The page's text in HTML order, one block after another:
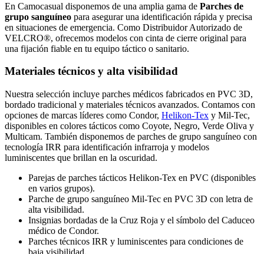
En Camocasual disponemos de una amplia gama de Parches de
grupo sanguíneo para asegurar una identificación rápida y precisa
en situaciones de emergencia. Como Distribuidor Autorizado de
VELCRO®, ofrecemos modelos con cinta de cierre original para
una fijación fiable en tu equipo táctico o sanitario.
Materiales técnicos y alta visibilidad
Nuestra selección incluye parches médicos fabricados en PVC 3D,
bordado tradicional y materiales técnicos avanzados. Contamos con
opciones de marcas líderes como Condor, Helikon-Tex y Mil-Tec,
disponibles en colores tácticos como Coyote, Negro, Verde Oliva y
Multicam. También disponemos de parches de grupo sanguíneo con
tecnología IRR para identificación infrarroja y modelos
luminiscentes que brillan en la oscuridad.
Parejas de parches tácticos Helikon-Tex en PVC (disponibles
en varios grupos).
Parche de grupo sanguíneo Mil-Tec en PVC 3D con letra de
alta visibilidad.
Insignias bordadas de la Cruz Roja y el símbolo del Caduceo
médico de Condor.
Parches técnicos IRR y luminiscentes para condiciones de
baja visibilidad.